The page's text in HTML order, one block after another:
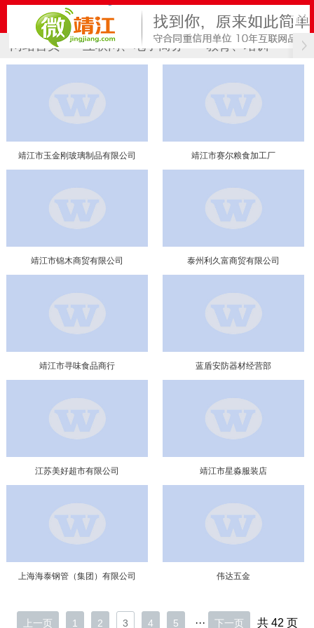
网站首页 互联网、电子商务 教育、培训 计
靖江市玉金刚玻璃制品有限公司 靖江市赛尔粮食加工厂
靖江市锦木商贸有限公司 泰州利久富商贸有限公司
靖江市寻味食品商行 蓝盾安防器材经营部
江苏美好超市有限公司 靖江市星淼服装店
上海海泰钢管（集团）有限公司 伟达五金
上一页 1 2 3 4 5 ··· 下一页 共 42 页